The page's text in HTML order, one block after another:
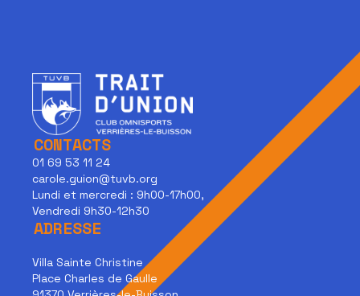
CONTACTS
01 69 53 11 24
carole.guion@tuvb.org
Lundi et mercredi : 9h00-17h00,
Vendredi 9h30-12h30
ADRESSE
Villa Sainte Christine
Place Charles de Gaulle